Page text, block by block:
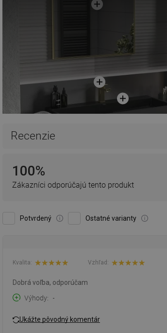
Recenzie
100%
Zákazníci odporúčajú tento produkt
Potvrdený Ostatné varianty
Kvalita: Vzhľad:
Dobrá voľba, odporúčam
Výhody
-
Ukážte pôvodný komentár